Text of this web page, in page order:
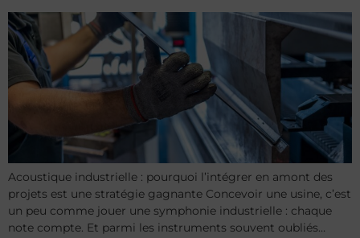
Acoustique industrielle : pourquoi l’intégrer en amont des
projets est une stratégie gagnante Concevoir une usine, c’est
un peu comme jouer une symphonie industrielle : chaque
note compte. Et parmi les instruments souvent oubliés…